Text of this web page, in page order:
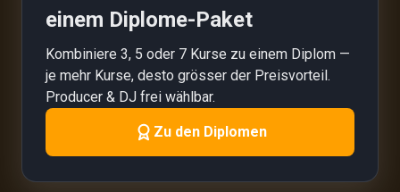
einem Diplome-Paket
Kombiniere 3, 5 oder 7 Kurse zu einem Diplom —
je mehr Kurse, desto grösser der Preisvorteil.
Producer & DJ frei wählbar.
Zu den Diplomen